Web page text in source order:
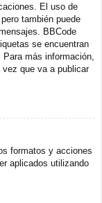
El uso de
también puede
BBCode
se encuentran
más información,
vez que va a publicar
formatos y acciones
aplicados utilizando